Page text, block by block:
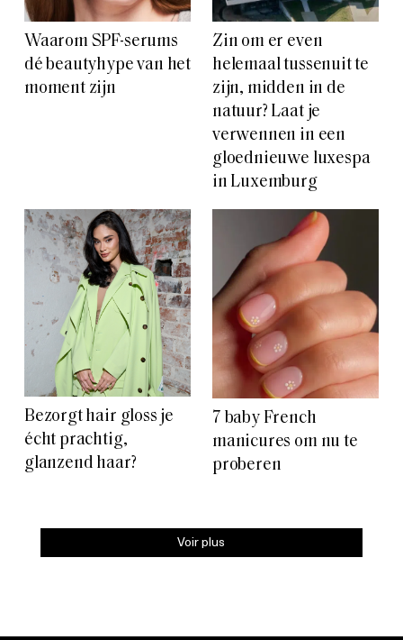
Waarom SPF-serums
dé beautyhype van het
moment zijn
Zin om er even
helemaal tussenuit te
zijn, midden in de
natuur? Laat je
verwennen in een
gloednieuwe luxespa
in Luxemburg
Bezorgt hair gloss je
écht prachtig,
glanzend haar?
7 baby French
manicures om nu te
proberen
Voir plus